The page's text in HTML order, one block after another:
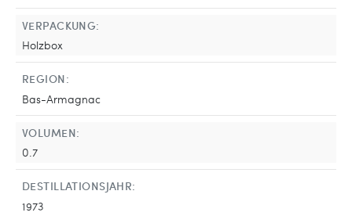
VERPACKUNG:
Holzbox
REGION:
Bas-Armagnac
VOLUMEN:
0.7
DESTILLATIONSJAHR:
1973